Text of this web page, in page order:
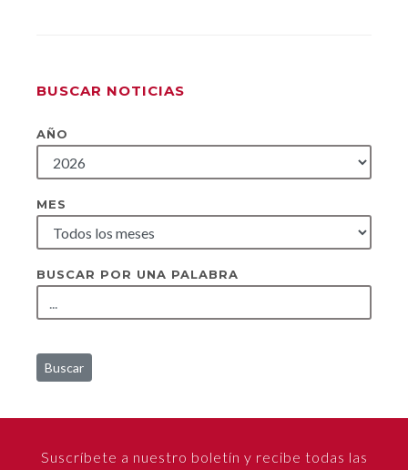
BUSCAR NOTICIAS
AÑO
MES
BUSCAR POR UNA PALABRA
Buscar
Suscríbete a nuestro boletín y recibe todas las